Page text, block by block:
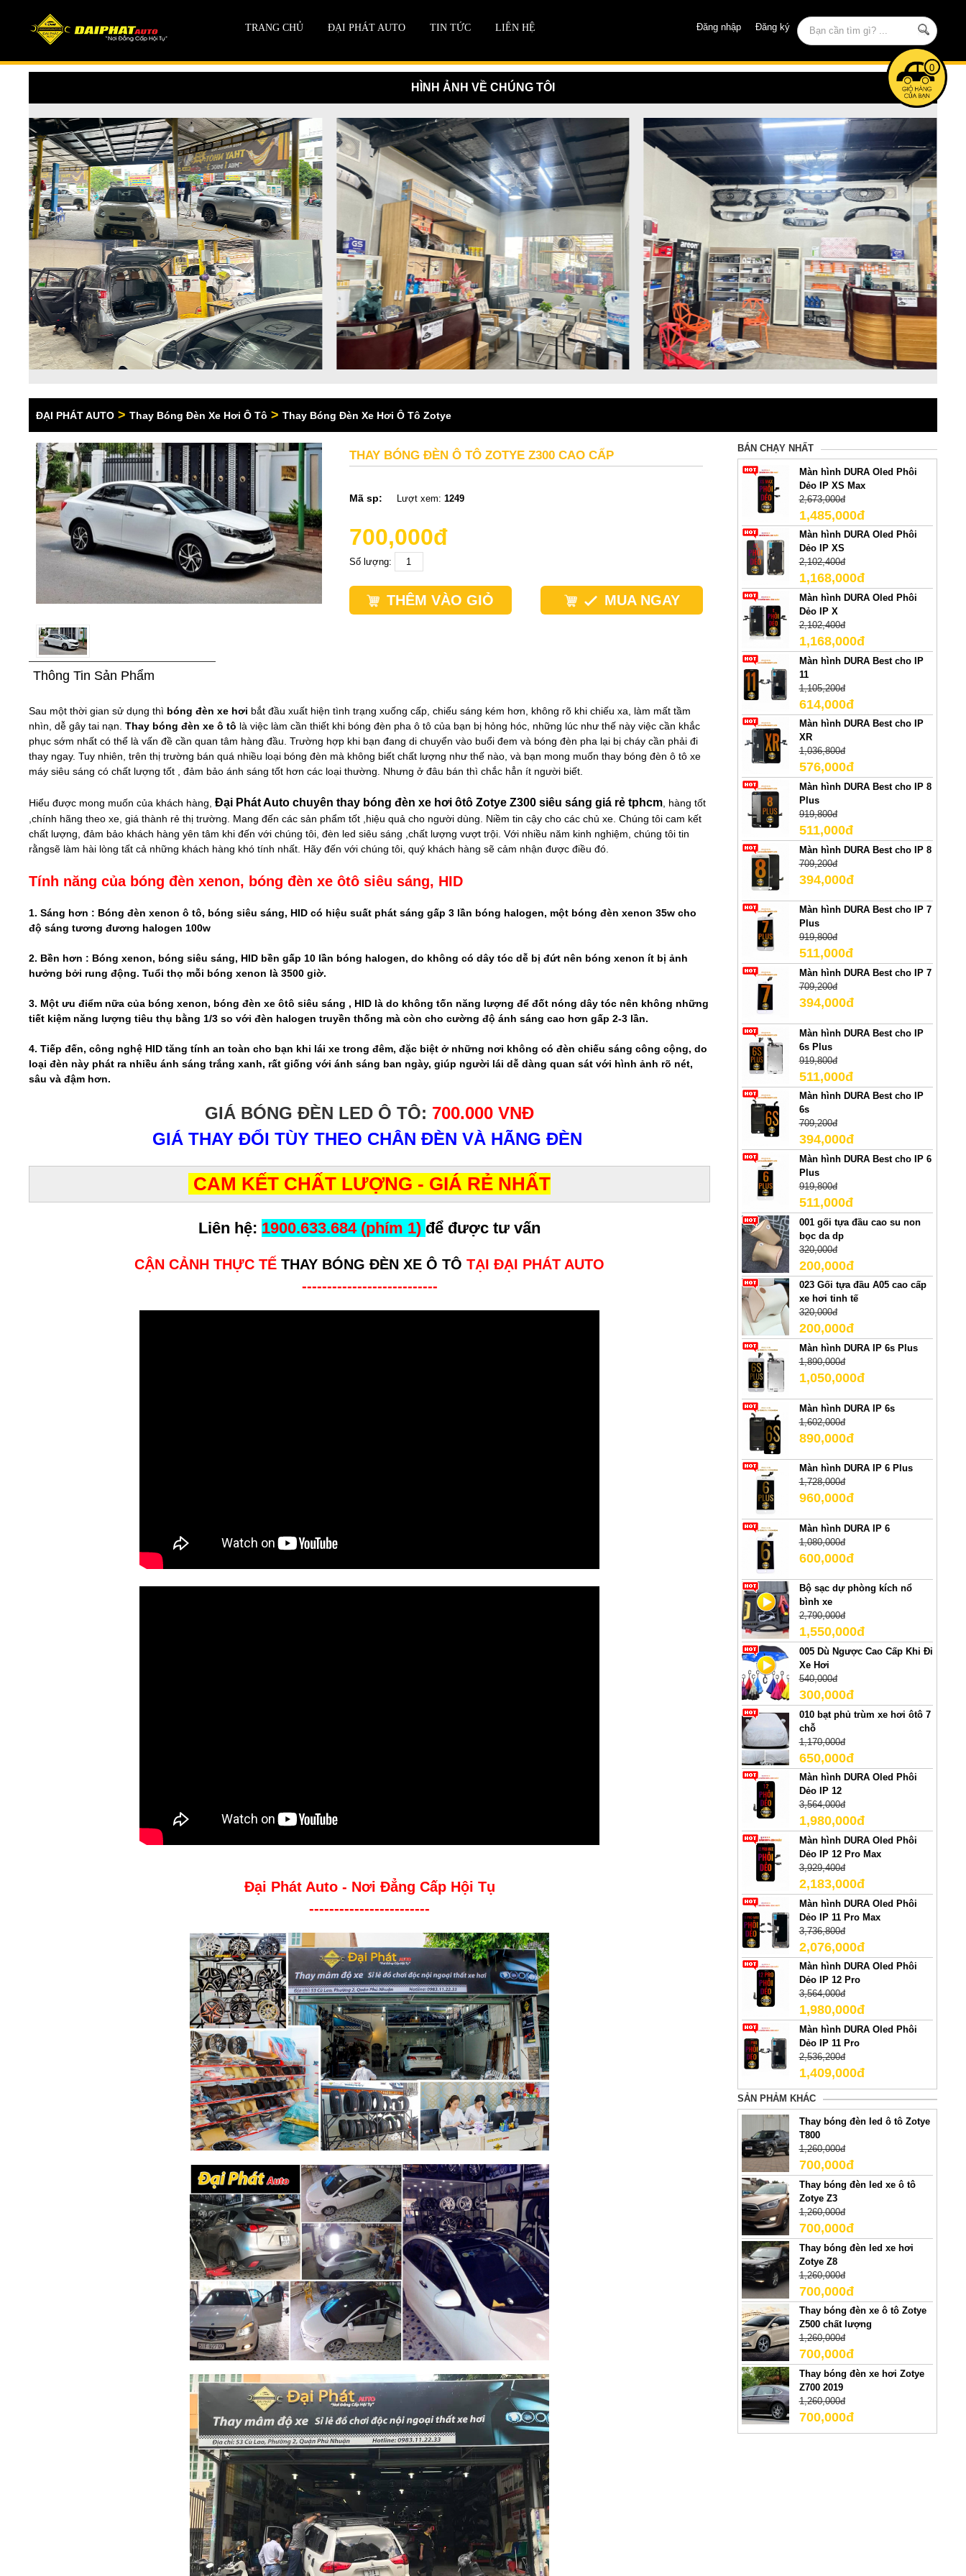
Đăng nhập Đăng ký
TRANG CHỦ ĐẠI PHÁT AUTO TIN TỨC LIÊN HỆ
0
HÌNH ẢNH VỀ CHÚNG TÔI
ĐẠI PHÁT AUTO > Thay Bóng Đèn Xe Hơi Ô Tô > Thay Bóng Đèn Xe Hơi Ô Tô Zotye
THAY BÓNG ĐÈN Ô TÔ ZOTYE Z300 CAO CẤP
Mã sp: Lượt xem: 1249
700,000đ
Số lượng:
THÊM VÀO GIỎ MUA NGAY
Thông Tin Sản Phẩm
Sau một thời gian sử dụng thì bóng đèn xe hơi bắt đầu xuất hiện tình trạng xuống cấp, chiếu sáng kém hơn, không rõ khi chiếu xa, làm mất tầm
nhìn, dễ gây tai nạn.Thay bóng đèn xe ô tô là việc làm cần thiết khi bóng đèn pha ô tô của bạn bị hỏng hóc, những lúc như thế này việc cần khắc
phục sớm nhất có thể là vấn đề cần quan tâm hàng đầu. Trường hợp khi bạn đang di chuyển vào buổi đem và bóng đèn pha lại bị cháy cần phải đi
thay ngay. Tuy nhiên, trên thị trường bán quá nhiều loại bóng đèn mà không biết chất lượng như thế nào, và bạn mong muốn thay bóng đèn ô tô xe
máy siêu sáng có chất lượng tốt , đảm bảo ánh sáng tốt hơn các loại thường. Nhưng ở đâu bán thì chắc hẳn ít người biết.
Hiểu được mong muốn của khách hàng,Đại Phát Auto chuyên thay bóng đèn xe hơi ôtô Zotye Z300 siêu sáng giá rẻ tphcm, hàng tốt
,chính hãng theo xe, giá thành rẻ thị trường. Mang đến các sản phẩm tốt ,hiệu quả cho người dùng. Niềm tin cậy cho các chủ xe. Chúng tôi cam kết
chất lượng, đảm bảo khách hàng yên tâm khi đến với chúng tôi, đèn led siêu sáng ,chất lượng vượt trội. Với nhiều năm kinh nghiệm, chúng tôi tin
rằngsẽ làm hài lòng tất cả những khách hàng khó tính nhất. Hãy đến với chúng tôi, quý khách hàng sẽ cảm nhận được điều đó.
Tính năng của bóng đèn xenon, bóng đèn xe ôtô siêu sáng, HID
1. Sáng hơn : Bóng đèn xenon ô tô, bóng siêu sáng, HID có hiệu suất phát sáng gấp 3 lần bóng halogen, một bóng đèn xenon 35w cho
độ sáng tương đương halogen 100w
2. Bền hơn : Bóng xenon, bóng siêu sáng, HID bền gấp 10 lần bóng halogen, do không có dây tóc dễ bị đứt nên bóng xenon ít bị ảnh
hưởng bởi rung động. Tuổi thọ mỗi bóng xenon là 3500 giờ.
3. Một ưu điểm nữa của bóng xenon, bóng đèn xe ôtô siêu sáng , HID là do không tốn năng lượng để đốt nóng dây tóc nên không những
tiết kiệm năng lượng tiêu thụ bằng 1/3 so với đèn halogen truyền thống mà còn cho cường độ ánh sáng cao hơn gấp 2-3 lần.
4. Tiếp đến, công nghệ HID tăng tính an toàn cho bạn khi lái xe trong đêm, đặc biệt ở những nơi không có đèn chiếu sáng công cộng, do
loại đèn này phát ra nhiều ánh sáng trắng xanh, rất giống với ánh sáng ban ngày, giúp người lái dễ dàng quan sát với hình ảnh rõ nét,
sâu và đậm hơn.
GIÁ BÓNG ĐÈN LED Ô TÔ: 700.000 VNĐ
GIÁ THAY ĐỔI TÙY THEO CHÂN ĐÈN VÀ HÃNG ĐÈN
CAM KẾT CHẤT LƯỢNG - GIÁ RẺ NHẤT
Liên hệ: 1900.633.684 (phím 1) để được tư vấn
CẬN CẢNH THỰC TẾTHAY BÓNG ĐÈN XE Ô TÔ TẠI ĐẠI PHÁT AUTO
---------------------------
Đại Phát Auto - Nơi Đẳng Cấp Hội Tụ
------------------------
BÁN CHẠY NHẤT
Màn hình DURA Oled Phôi
Dẻo IP XS Max
2,673,000đ
1,485,000đ
Màn hình DURA Oled Phôi
Dẻo IP XS
2,102,400đ
1,168,000đ
Màn hình DURA Oled Phôi
Dẻo IP X
2,102,400đ
1,168,000đ
Màn hình DURA Best cho IP
11
1,105,200đ
614,000đ
Màn hình DURA Best cho IP
XR
1,036,800đ
576,000đ
Màn hình DURA Best cho IP 8
Plus
919,800đ
511,000đ
Màn hình DURA Best cho IP 8
709,200đ
394,000đ
Màn hình DURA Best cho IP 7
Plus
919,800đ
511,000đ
Màn hình DURA Best cho IP 7
709,200đ
394,000đ
Màn hình DURA Best cho IP
6s Plus
919,800đ
511,000đ
Màn hình DURA Best cho IP
6s
709,200đ
394,000đ
Màn hình DURA Best cho IP 6
Plus
919,800đ
511,000đ
001 gối tựa đầu cao su non
bọc da dp
320,000đ
200,000đ
023 Gối tựa đầu A05 cao cấp
xe hơi tinh tế
320,000đ
200,000đ
Màn hình DURA IP 6s Plus
1,890,000đ
1,050,000đ
Màn hình DURA IP 6s
1,602,000đ
890,000đ
Màn hình DURA IP 6 Plus
1,728,000đ
960,000đ
Màn hình DURA IP 6
1,080,000đ
600,000đ
Bộ sạc dự phòng kích nổ
bình xe
2,790,000đ
1,550,000đ
005 Dù Ngược Cao Cấp Khi Đi
Xe Hơi
540,000đ
300,000đ
010 bạt phủ trùm xe hơi ôtô 7
chỗ
1,170,000đ
650,000đ
Màn hình DURA Oled Phôi
Dẻo IP 12
3,564,000đ
1,980,000đ
Màn hình DURA Oled Phôi
Dẻo IP 12 Pro Max
3,929,400đ
2,183,000đ
Màn hình DURA Oled Phôi
Dẻo IP 11 Pro Max
3,736,800đ
2,076,000đ
Màn hình DURA Oled Phôi
Dẻo IP 12 Pro
3,564,000đ
1,980,000đ
Màn hình DURA Oled Phôi
Dẻo IP 11 Pro
2,536,200đ
1,409,000đ
SẢN PHẢM KHÁC
Thay bóng đèn led ô tô Zotye
T800
1,260,000đ
700,000đ
Thay bóng đèn led xe ô tô
Zotye Z3
1,260,000đ
700,000đ
Thay bóng đèn led xe hơi
Zotye Z8
1,260,000đ
700,000đ
Thay bóng đèn xe ô tô Zotye
Z500 chất lượng
1,260,000đ
700,000đ
Thay bóng đèn xe hơi Zotye
Z700 2019
1,260,000đ
700,000đ